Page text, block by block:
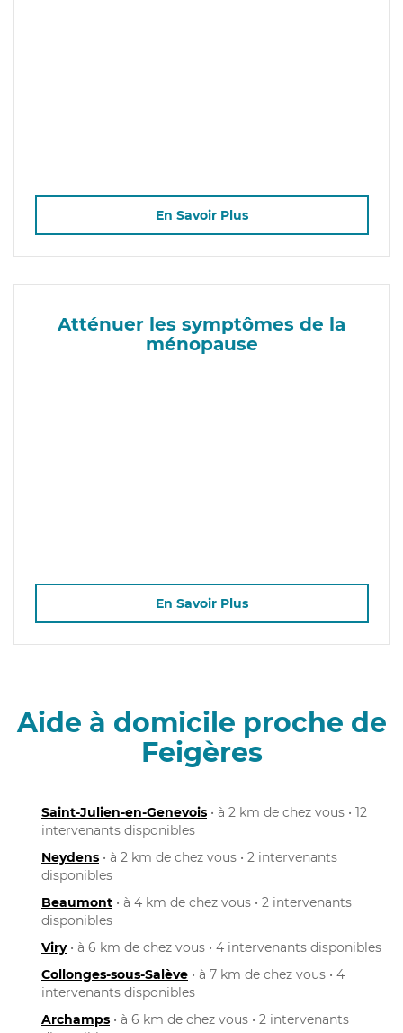
En Savoir Plus
Atténuer les symptômes de la
ménopause
En Savoir Plus
Aide à domicile proche de
Feigères
Saint-Julien-en-Genevois • à 2 km de chez vous • 12
intervenants disponibles
Neydens • à 2 km de chez vous • 2 intervenants
disponibles
Beaumont • à 4 km de chez vous • 2 intervenants
disponibles
Viry• à 6 km de chez vous • 4 intervenants disponibles
Collonges-sous-Salève • à 7 km de chez vous • 4
intervenants disponibles
Archamps • à 6 km de chez vous • 2 intervenants